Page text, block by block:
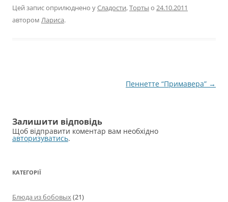
Цей запис оприлюднено уСладости,Торты о 24.10.2011
автором Лариса.
Пеннетте “Примавера” →
Залишити відповідь
Щоб відправити коментар вам необхідно
авторизуватись.
КАТЕГОРІЇ
Блюда из бобовых(21)